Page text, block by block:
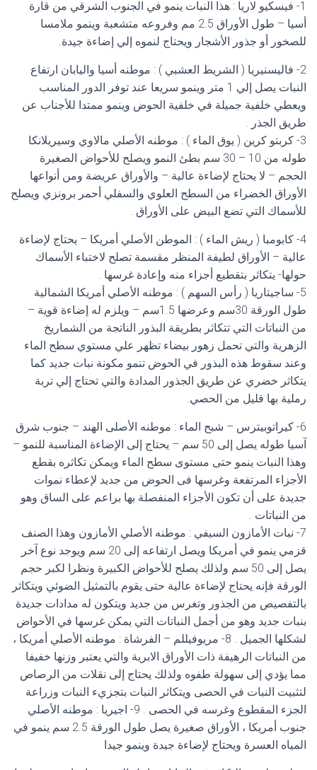
1- فيسكيو لاريا : هذا النبات ينمو في الجنوب الشرقي من قارة
أسيا – طول الأوراق 2.5 مم وفروعه متشعبة وينمو ملامسا
للصخور أو جذور الأشجار ويحتاج لنموه إلي إضاءة جيدة.
2- فاليسنيريا ( الشريط العشبي ) : موطنه أسيا واليابان ارتفاع
النبات يصل إلي 1 متر وينمو سريعا عند توفر الدور المناسب
ويعطي خلفية جميلة في خلفية الحوض وينمو ممتدا للأجناب عن
طريق الجذر .
3- كربتو كرين ( يوق الماء ) : موطنه الأصلي مالاوي وسيريلانكا
طوله من 10 – 30 سم بطئ النمو ويصلح للأحواض الصغيرة
الحجم – لا يحتاج لإضاءة عالية – والأوراق عريضة ومن أنواعها
الأوراق الخضراء من السطح العلوي والسفلي أحمر برونزي ويصلح
للأسماك التي تضع البيض على الأوراق .
4- كابومبا ( ريش الماء ) : الموطن الأصلي أمريكا – يحتاج لإضاءة
عالية – الأوراق لطيفة المنظر مقسمة تصلح لاختباء الأسماك
حولها- يتكاثر بتقطيع أجزاء منه وإعادة غرسها .
5- ساجيتاريا ( رأس السهم ) : موطنه الأصلي أمريكا الشمالية
طول الورقة 30سم وعرضها 1.5سم – ويلزم له إضاءة قوية –
من النباتات التي تتكاثر بطريقة البذور الناتجة من الشماريخ
الزهرية والتي تحمل زهور بيضاء تظهر علي مستوي سطح الماء
وعند سقوط هذه البذور في الحوض تنمو مكونة نبات جديد كما
يتكاثر خضري عن طريق الجذور المدادة والتي تحتاج إلي تربة
رملية بها قليل من الحصي.
6- كيراتوبيترس – شبح الماء : موطنه الأصلى الهند – جنوب شرق
آسيا طوله يصل إلى 50 سم – يحتاج إلى الإضاءة المناسبة للنمو –
وهذا النبات ينمو حتى مستوى سطح الماء ويمكن تكاثره بقطع
الأجزاء المرتفعة وغرسها فى الحوض من جديد لإعطاء نموات
جديدة على أن تكون الأجزاء المنفصلة بها براعم على الساق وهو
من النباتات .
7- نبات الأمازون السيفي : موطنه الأصلي الأمازون وهذا الصنف
قزمي ينمو في أمريكا ويصل ارتفاعه إلى 20 سم ويوجد نوع آخر
يصل إلى 50 سم ولذلك يصلح للأحواض الكبيرة ونظرا لكبر حجم
الورقة فإنه يحتاج لإضاءة عالية حتى يقوم بالتمثيل الضوئي ويتكاثر
بالتفصيص من الجذور وتغرس من جديد ويتكون له مدادات جديدة
بنبات جديد وهو من أجمل النباتات التي يمكن غرسها في الأحواض
لشكلها الجميل . 8- مريوفيللم – الفرشاة : موطنه الأصلي أمريكا ،
من النباتات الرهيفة ذات الأوراق الابرية والتي يعتبر وزنها خفيفا
مما يؤدي إلى سهولة طفوه ولذلك يحتاج إلى نقلات من الرصاص
لتثبيت النبات في الحصى ويتكاثر النبات بتجزيء النبات وزراعة
الجزء المقطوع وغرسه في الحصى . 9- اجيريا : موطنه الأصلي
جنوب أمريكا ، الأوراق صغيرة يصل طول الورقة 2.5 سم ينمو في
المياه العسرة ويحتاج لإضاءة جيدة وينمو جيدا